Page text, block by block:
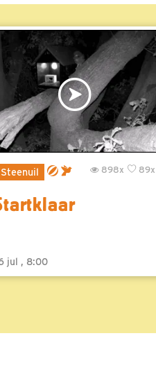
Steenuil 89x
898x
jul , 8:00